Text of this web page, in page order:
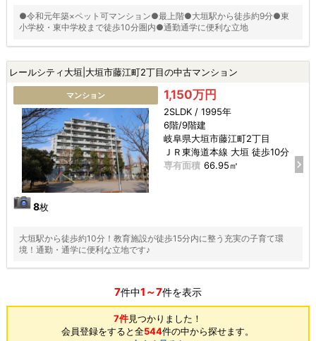
●令和元年築×ペット可マンション●最上階●大垣駅から徒歩約9分●東
小学校・東中学校まで徒歩10分圏内●通勤通学に便利な立地
レールシティ大垣|大垣市藤江町2丁目の中古マンション
マンション
8枚
1,150万円
2SLDK / 1995年
6階/9階建
岐阜県大垣市藤江町2丁目
ＪＲ東海道本線 大垣 徒歩10分
専有面積 66.95㎡
大垣駅から徒歩約10分！教育施設が徒歩15分内に整う充実の子育て環
境！通勤・通学に便利な立地です♪
7件中1～7件を表示
7件見つかりました！
会員登録をすると全544件の中から探せます。